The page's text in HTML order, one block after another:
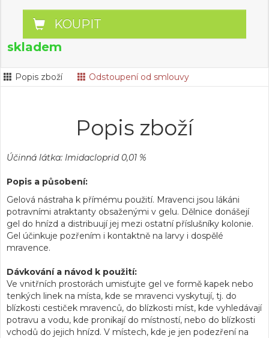
KOUPIT
skladem
Popis zboží Odstoupení od smlouvy
Popis zboží
Účinná látka: Imidacloprid 0,01 %
Popis a působení:
Gelová nástraha k přímému použití. Mravenci jsou lákáni
potravními atraktanty obsaženými v gelu. Dělnice donášejí
gel do hnízd a distribuují jej mezi ostatní příslušníky kolonie.
Gel účinkuje pozřením i kontaktně na larvy i dospělé
mravence.
Dávkování a návod k použití:
Ve vnitřních prostorách umisťujte gel ve formě kapek nebo
tenkých linek na místa, kde se mravenci vyskytují, tj. do
blízkosti cestiček mravenců, do blízkosti míst, kde vyhledávají
potravu a vodu, kde pronikají do místností, nebo do blízkosti
vchodů do jejich hnízd. V místech, kde je jen podezření na